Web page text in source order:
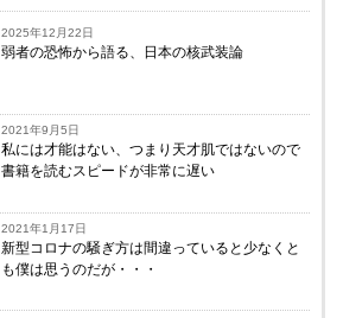
2025年12月22日
弱者の恐怖から語る、日本の核武装論
2021年9月5日
私には才能はない、つまり天才肌ではないので
書籍を読むスピードが非常に遅い
2021年1月17日
新型コロナの騒ぎ方は間違っていると少なくと
も僕は思うのだが・・・